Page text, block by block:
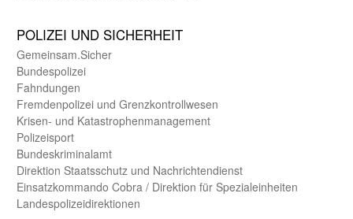
POLIZEI UND SICHER­HEIT
Gemein­sam.Sicher
Bundes­polizei
Fahndungen
Fremdenpolizei und Grenzkontrollwesen
Krisen- und Katastrophen­management
Polizeisport
Bundes­kriminal­amt
Direktion Staats­schutz und Nach­richten­dienst
Einsatz­kommando Cobra / Direktion für Spezialeinheiten
Landes­polizei­direk­tionen